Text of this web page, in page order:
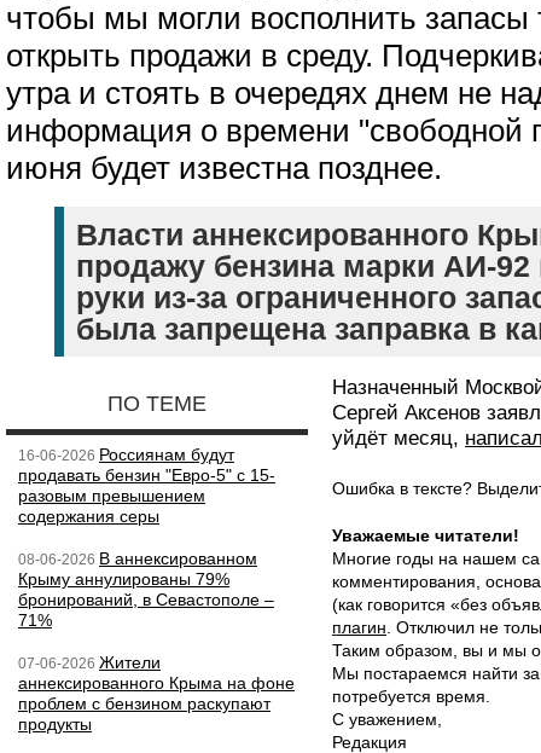
чтобы мы могли восполнить
открыть продажи в среду.
утра и стоять в очередях днем не
информация о времени "свободной
июня будет известна позднее.
Власти аннексированного
продажу бензина марки АИ-92
руки из-за ограниченного
была запрещена заправка в
ПО ТЕМЕ
16-06-2026 Россиянам будут
продавать бензин "Евро-5" с 15-
разовым превышением
содержания серы
08-06-2026 В аннексированном
Крыму аннулированы 79%
бронирований, в Севастополе –
71%
07-06-2026 Жители
аннексированного Крыма на фоне
проблем с бензином раскупают
продукты
Назначенный
Сергей Аксенов
уйдёт месяц,
Ошибка в тексте?
Уважаемые читатели!
Многие годы на нашем
комментирования,
(как говорится «без
плагин . Отключил не
Таким образом, вы и мы
Мы постараемся найти
потребуется время.
С уважением,
Редакция